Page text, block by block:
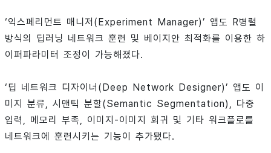
‘익스페리먼트 매니저(Experiment Manager)’ 앱도 R병렬
방식의 딥러닝 네트워크 훈련 및 베이지안 최적화를 이용한 하
이퍼파라미터 조정이 가능해졌다.
‘딥 네트워크 디자이너(Deep Network Designer)’ 앱도 이
미지 분류, 시맨틱 분할(Semantic Segmentation), 다중
입력, 메모리 부족, 이미지-이미지 회귀 및 기타 워크플로를
네트워크에 훈련시키는 기능이 추가됐다.